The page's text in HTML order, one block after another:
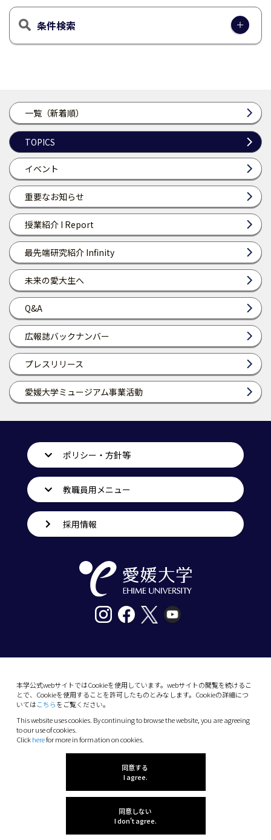
一覧（新着順）
TOPICS
イベント
重要なお知らせ
授業紹介 I Report
最先端研究紹介 Infinity
未来の愛大生へ
Q&A
広報誌バックナンバー
プレスリリース
愛媛大学ミュージアム事業活動
条件検索
本学公式webサイトではCookieを使用しています。webサイトの閲覧を続けるこ
とで、Cookieを使用することを許可したものとみなします。Cookieの詳細につ
いてはこちらをご覧ください。
This website uses cookies. By continuing to browse the website, you are agreeing
to our use of cookies.
Clickherefor more in formation on cookies.
同意する
I agree.
同意しない
I don't agree.
ポリシー・方針等
教職員用メニュー
採用情報
10-13 Dogo-Himata, Matsuyama, Ehime 790-
Phone: +81 89-927-9000
(C) 2026 Ehime University.